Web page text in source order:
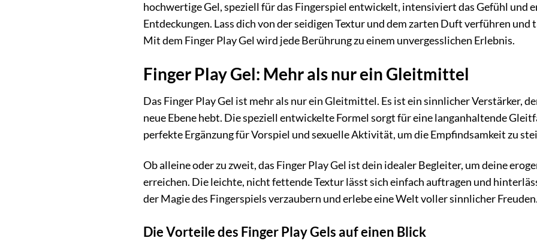
hochwertige Gel, speziell für das Fingerspiel entwickelt, intensiviert das Gefühl
Entdeckungen. Lass dich von der seidigen Textur und dem zarten Duft verführen und
Mit dem Finger Play Gel wird jede Berührung zu einem unvergesslichen Erlebnis.
Finger Play Gel: Mehr als nur ein Gleitmittel
Das Finger Play Gel ist mehr als nur ein Gleitmittel. Es ist ein sinnlicher Verstärker,
neue Ebene hebt. Die speziell entwickelte Formel sorgt für eine langanhaltende
perfekte Ergänzung für Vorspiel und sexuelle Aktivität, um die Empfindsamkeit zu
Ob alleine oder zu zweit, das Finger Play Gel ist dein idealer Begleiter, um deine
erreichen. Die leichte, nicht fettende Textur lässt sich einfach auftragen und
der Magie des Fingerspiels verzaubern und erlebe eine Welt voller sinnlicher
Die Vorteile des Finger Play Gels auf einen Blick